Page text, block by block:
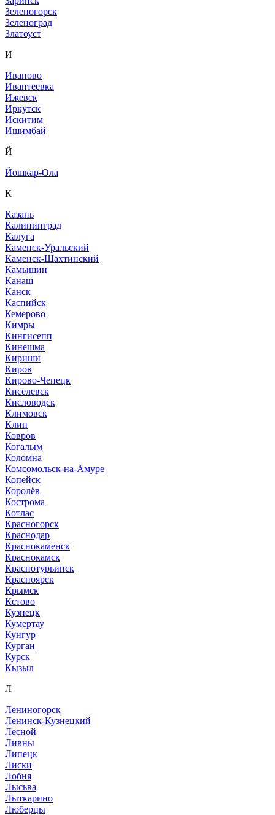
Зеленогорск
Зеленоград
Златоуст
И
Иваново
Ивантеевка
Ижевск
Иркутск
Искитим
Ишимбай
Й
Йошкар-Ола
К
Казань
Калининград
Калуга
Каменск-Уральский
Каменск-Шахтинский
Камышин
Канаш
Канск
Каспийск
Кемерово
Кимры
Кингисепп
Кинешма
Кириши
Киров
Кирово-Чепецк
Киселевск
Кисловодск
Климовск
Клин
Ковров
Когалым
Коломна
Комсомольск-на-Амуре
Копейск
Королёв
Кострома
Котлас
Красногорск
Краснодар
Краснокаменск
Краснокамск
Краснотурьинск
Красноярск
Крымск
Кстово
Кузнецк
Кумертау
Кунгур
Курган
Курск
Кызыл
Л
Лениногорск
Ленинск-Кузнецкий
Лесной
Ливны
Липецк
Лиски
Лобня
Лысьва
Лыткарино
Люберцы